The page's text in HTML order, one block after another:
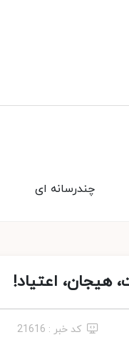
چندرسانه ای
کد خبر : 21616